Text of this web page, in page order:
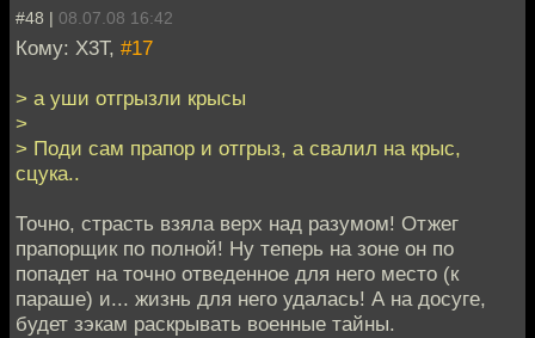
#48 | 08.07.08 16:42
Кому: X3T, #17
> а уши отгрызли крысы
>
> Поди сам прапор и отгрыз, а свалил на крыс,
сцука..
Точно, страсть взяла верх над разумом! Отжег
прапорщик по полной! Ну теперь на зоне он по
попадет на точно отведенное для него место (к
параше) и... жизнь для него удалась! А на досуге,
будет зэкам раскрывать военные тайны.